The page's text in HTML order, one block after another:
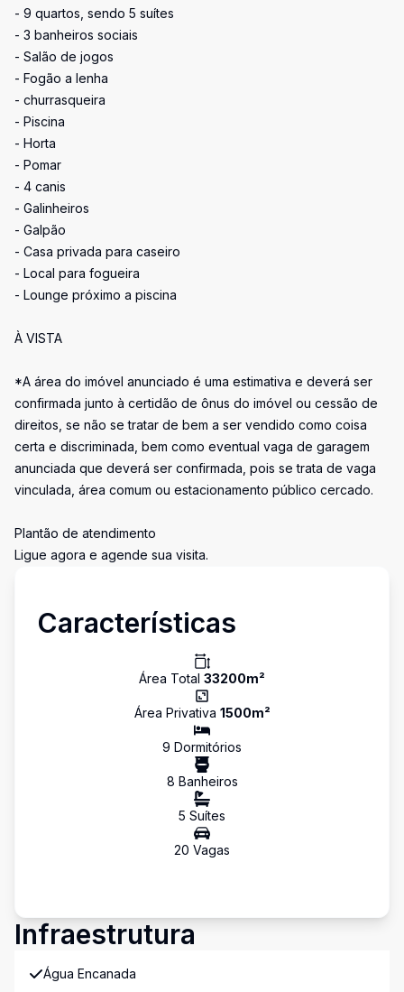
- 9 quartos, sendo 5 suítes
- 3 banheiros sociais
- Salão de jogos
- Fogão a lenha
- churrasqueira
- Piscina
- Horta
- Pomar
- 4 canis
- Galinheiros
- Galpão
- Casa privada para caseiro
- Local para fogueira
- Lounge próximo a piscina
À VISTA
*A área do imóvel anunciado é uma estimativa e deverá ser
confirmada junto à certidão de ônus do imóvel ou cessão de
direitos, se não se tratar de bem a ser vendido como coisa
certa e discriminada, bem como eventual vaga de garagem
anunciada que deverá ser confirmada, pois se trata de vaga
vinculada, área comum ou estacionamento público cercado.
Plantão de atendimento
Ligue agora e agende sua visita.
Características
Área Total 33200m²
Área Privativa 1500m²
9 Dormitórios
8 Banheiros
5 Suítes
20 Vagas
Infraestrutura
Água Encanada